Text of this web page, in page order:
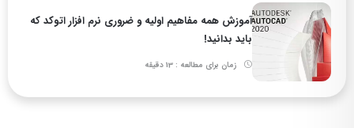
آموزش همه مفاهیم اولیه و ضروری نرم افزار اتوکد که
باید بدانید!
زمان برای مطالعه : 13 دقیقه